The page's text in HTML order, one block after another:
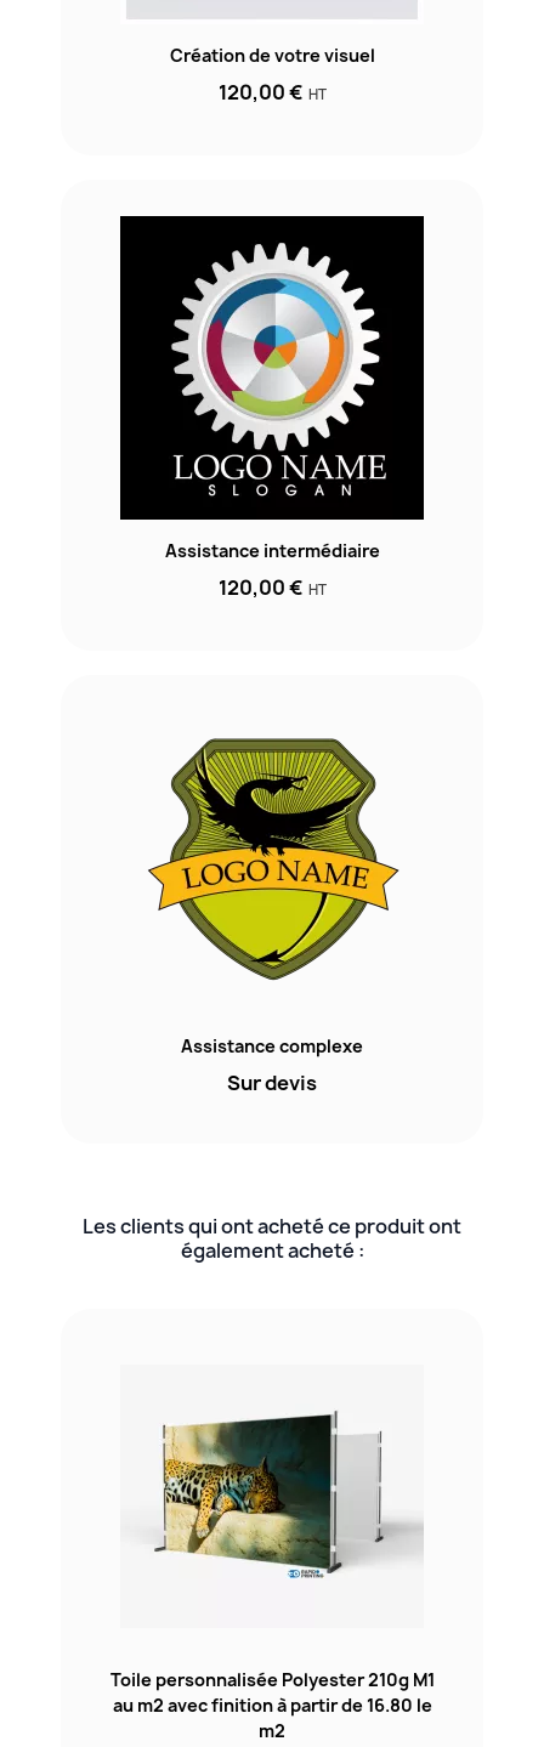
Création de votre visuel
120,00 € HT
Assistance intermédiaire
120,00 € HT
Assistance complexe
Sur devis
Les clients qui ont acheté ce produit ont
également acheté :
Toile personnalisée Polyester 210g M1
au m2 avec finition à partir de 16.80 le
m2